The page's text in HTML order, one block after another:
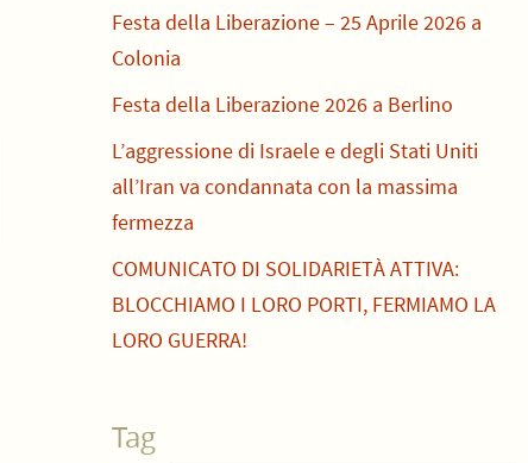
Festa della Liberazione – 25 Aprile 2026 a
Colonia
Festa della Liberazione 2026 a Berlino
L’aggressione di Israele e degli Stati Uniti
all’Iran va condannata con la massima
fermezza
COMUNICATO DI SOLIDARIETÀ ATTIVA:
BLOCCHIAMO I LORO PORTI, FERMIAMO LA
LORO GUERRA!
Tag